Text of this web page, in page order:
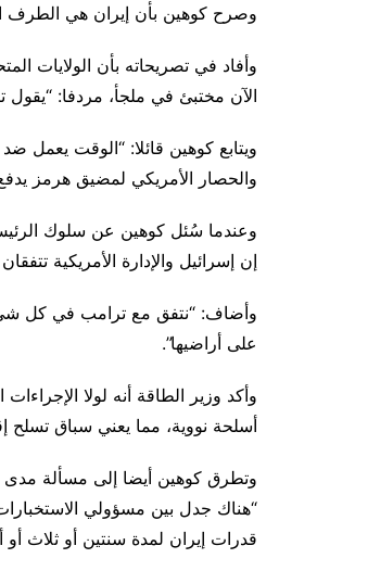
وصرح كوهين بأن إيران هي الطرف
وأفاد في تصريحاته بأن الولايات
الآن مختبئ في ملجأ، مردفا: “يقول
ويتابع كوهين قائلا: “الوقت يعمل
والحصار الأمريكي لمضيق هرمز يدفع
وعندما سُئل كوهين عن سلوك الرئيس
إن إسرائيل والإدارة الأمريكية
وأضاف: “نتفق مع ترامب في كل
على أراضيها”.
وأكد وزير الطاقة أنه لولا
أسلحة نووية، مما يعني سباق تسلح
وتطرق كوهين أيضا إلى مسألة مدى
“هناك جدل بين مسؤولي الاستخبارات
قدرات إيران لمدة سنتين أو ثلاث أو